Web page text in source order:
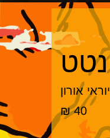
אורון
40 ₪